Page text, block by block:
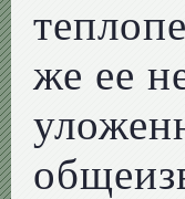
же ее